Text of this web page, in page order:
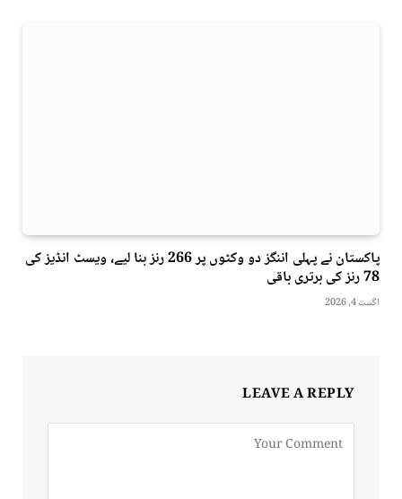
پاکستان نے پہلی اننگز دو وکٹوں پر 266 رنز بنا لیے، ویسٹ انڈیز کی
78 رنز کی برتری باقی
اگست 4, 2026
LEAVE A REPLY